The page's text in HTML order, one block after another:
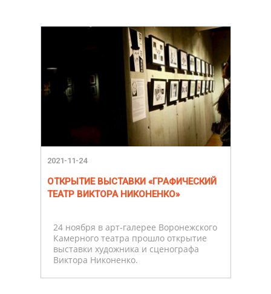
2021-11-24
ОТКРЫТИЕ ВЫСТАВКИ «ГРАФИЧЕСКИЙ
ТЕАТР ВИКТОРА НИКОНЕНКО»
24 ноября в арт-галерее Воронежского
Камерного театра прошло открытие
выставки художника и сценографа
Виктора Никоненко.